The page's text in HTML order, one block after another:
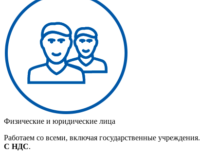
Физические и юридические лица
Работаем со всеми, включая государственные учреждения.
С НДС.